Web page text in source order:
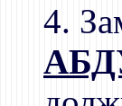
4.